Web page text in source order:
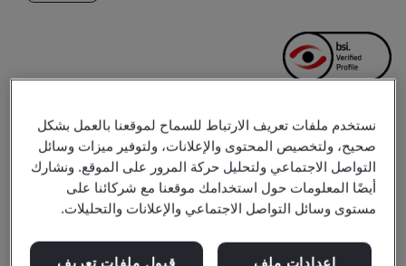
Hoang Hai Company
Limited
Business scope:Wholesale Seafood; Processing and
نستخدم ملفات تعريف الارتباط للسماح لموقعنا بالعمل بشكل
صحيح، ولتخصيص المحتوى والإعلانات، ولتوفير ميزات وسائل
التواصل الاجتماعي ولتحليل حركة المرور على الموقع. ونشارك
أيضًا المعلومات حول استخدامك موقعنا مع شركائنا على
مستوى وسائل التواصل الاجتماعي والإعلانات والتحليلات.
إعدادات ملف
قبول ملفات تعريف